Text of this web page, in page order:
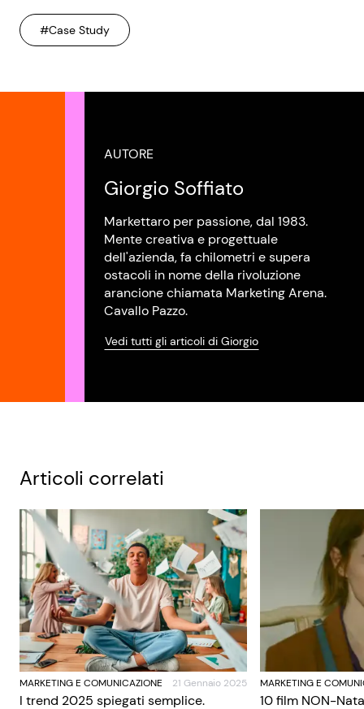
#Case Study
AUTORE
Giorgio Soffiato
Markettaro per passione, dal 1983.
Mente creativa e progettuale
dell'azienda, fa chilometri e supera
ostacoli in nome della rivoluzione
arancione chiamata Marketing Arena.
Cavallo Pazzo.
Vedi tutti gli articoli di Giorgio
Articoli correlati
MARKETING E COMUNICAZIONE 21 Gennaio 2025
I trend 2025 spiegati semplice.
MARKETING E
10 film NON-